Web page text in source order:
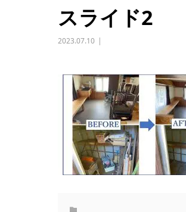
スライド2
2023.07.10